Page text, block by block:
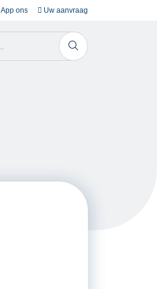
App ons Uw aanvraag